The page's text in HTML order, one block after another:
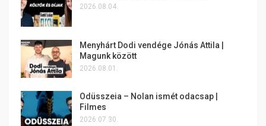
2026.08.04.
Menyhárt Dodi vendége Jónás Attila |
Magunk között
2026.08.01.
Odüsszeia – Nolan ismét odacsap |
Filmes
2026.07.30.